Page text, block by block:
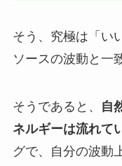
そう、究極は「い
ソースの波動と一
そうであると、
自
ネルギーは流れて
グで、自分の波動